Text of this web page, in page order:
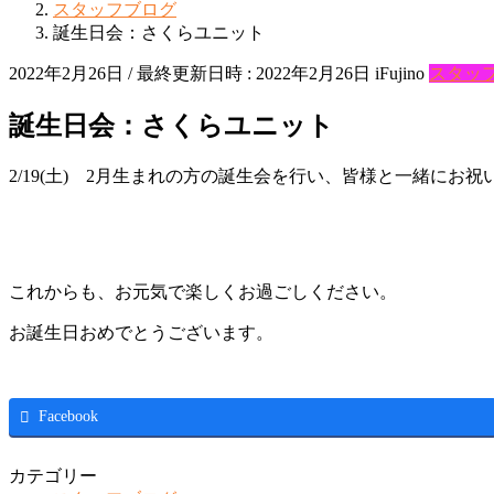
スタッフブログ
誕生日会：さくらユニット
2022年2月26日 / 最終更新日時 : 2022年2月26日 iFujino スタッ
誕生日会：さくらユニット
2/19(土) 2月生まれの方の誕生会を行い、皆様と一緒にお祝
これからも、お元気で楽しくお過ごしください。
お誕生日おめでとうございます。
Facebook
カテゴリー